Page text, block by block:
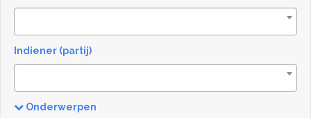
Indiener (partij)
Onderwerpen